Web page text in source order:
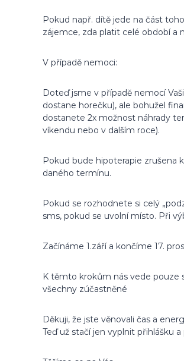
Pokud např. dítě jede na část
zájemce, zda platit celé období
V případě nemoci:
Doteď jsme v případě nemocí
dostane horečku), ale bohužel
dostanete 2x možnost náhrady
víkendu nebo v dalším roce).
Pokud bude hipoterapie zrušena
daného termínu.
Pokud se rozhodnete si celý
sms, pokud se uvolní místo. Při
Začínáme 1.září a končíme 17.
K těmto krokům nás vede pouze
všechny zúčastněné
Děkuji, že jste věnovali čas a
Teď už stačí jen vyplnit přihlášku a